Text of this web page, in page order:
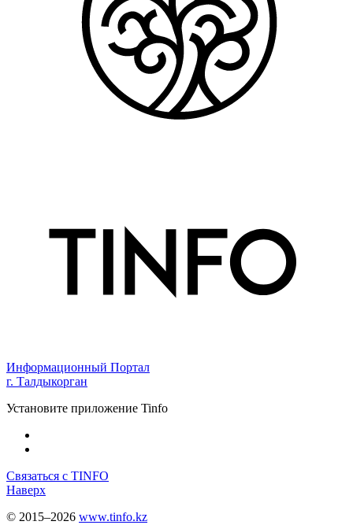
Информационный Портал
г. Талдыкорган
Установите приложение Tinfo
Связаться с TINFO
Наверх
© 2015–2026 www.tinfo.kz